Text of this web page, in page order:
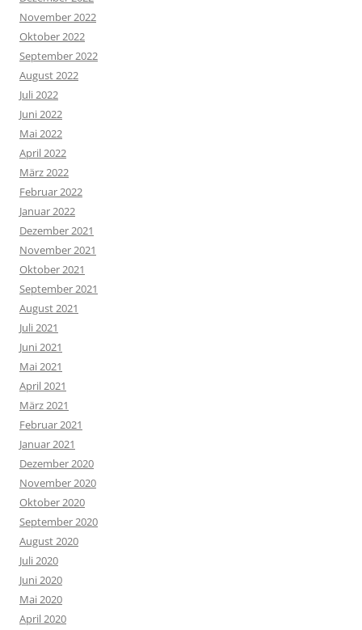
November 2022
Oktober 2022
September 2022
August 2022
Juli 2022
Juni 2022
Mai 2022
April 2022
März 2022
Februar 2022
Januar 2022
Dezember 2021
November 2021
Oktober 2021
September 2021
August 2021
Juli 2021
Juni 2021
Mai 2021
April 2021
März 2021
Februar 2021
Januar 2021
Dezember 2020
November 2020
Oktober 2020
September 2020
August 2020
Juli 2020
Juni 2020
Mai 2020
April 2020